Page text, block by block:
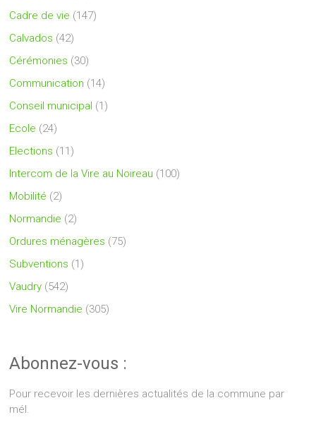
Cadre de vie (147)
Calvados (42)
Cérémonies (30)
Communication (14)
Conseil municipal (1)
Ecole (24)
Elections (11)
Intercom de la Vire au Noireau (100)
Mobilité (2)
Normandie (2)
Ordures ménagères (75)
Subventions (1)
Vaudry (542)
Vire Normandie (305)
Abonnez-vous :
Pour recevoir les dernières actualités de la commune par
mél.